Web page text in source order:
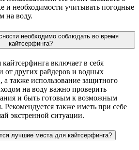
и необходимости учитывать погодные
на воду.
необходимо соблюдать во время
кайтсерфинга?
кайтсерфинга включает в себя
от других райдеров и водных
а также использование защитного
на воду важно проверить
и быть готовым к возможным
также иметь при себе
экстренной ситуации.
лучшие места для кайтсерфинга?